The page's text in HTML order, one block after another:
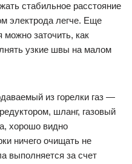
стабильное расстояние
электрода легче. Еще
можно заточить, как
узкие швы на малом
из горелки газ —
шланг, газовый
хорошо видно
ничего очищать не
выполняется за счет